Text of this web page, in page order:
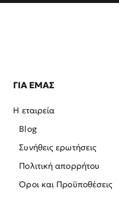
ΓΙΑ ΕΜΑΣ
Η εταιρεία
Blog
Συνήθεις ερωτήσεις
Πολιτική απορρήτου
Όροι και Προϋποθέσεις